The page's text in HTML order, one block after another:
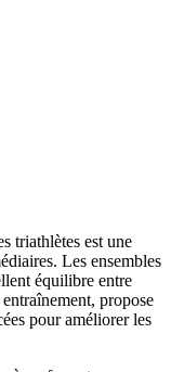
triathlètes est une
Les ensembles
équilibre entre
propose
pour améliorer les